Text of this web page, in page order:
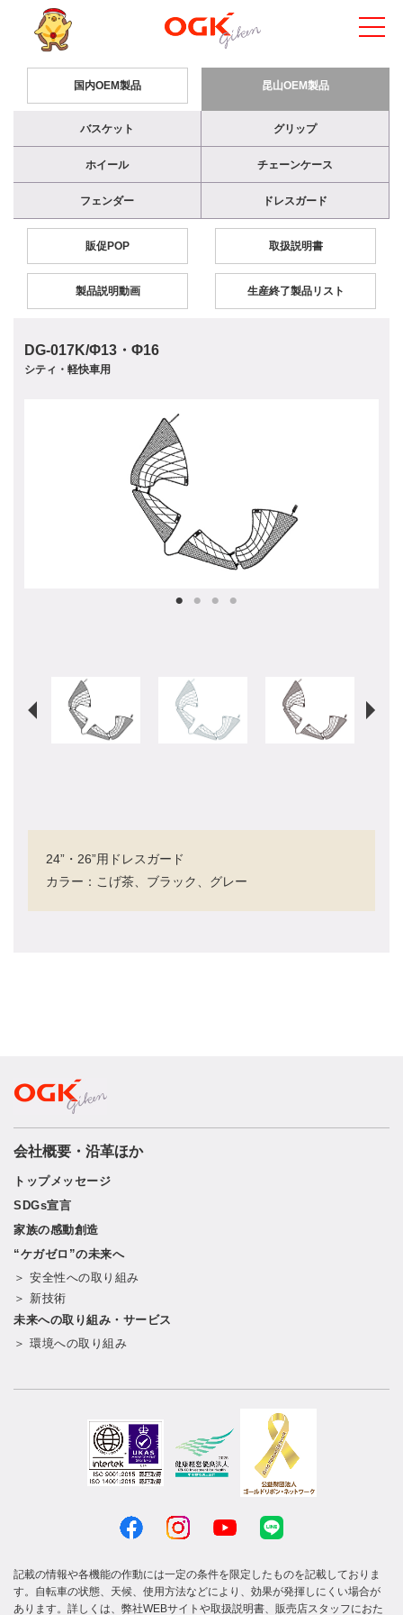
国内OEM製品 昆山OEM製品
バスケット グリップ
ホイール チェーンケース
フェンダー ドレスガード
販促POP 取扱説明書
製品説明動画 生産終了製品リスト
DG-017K/Φ13・Φ16
シティ・軽快車用
24”・26”用ドレスガード
カラー：こげ茶、ブラック、グレー
会社概要・沿革ほか
トップメッセージ
SDGs宣言
家族の感動創造
“ケガゼロ”の未来へ
＞ 安全性への取り組み
＞ 新技術
未来への取り組み・サービス
＞ 環境への取り組み
記載の情報や各機能の作動には一定の条件を限定したものを記載しておりま
す。自転車の状態、天候、使用方法などにより、効果が発揮しにくい場合が
あります。詳しくは、弊社WEBサイトや取扱説明書、販売店スタッフにおた